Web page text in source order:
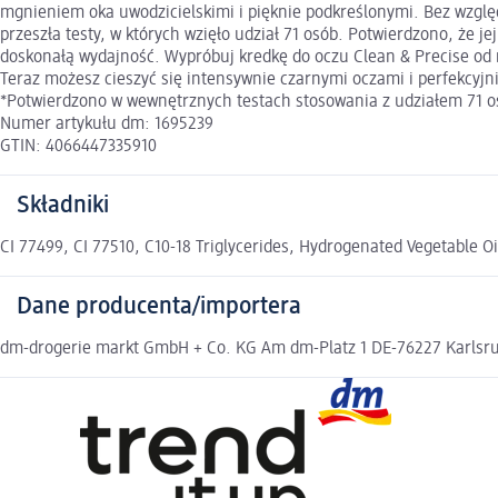
mgnieniem oka uwodzicielskimi i pięknie podkreślonymi. Bez
przeszła testy, w których wzięło udział 71 osób. Potwierdzono,
doskonałą wydajność. Wypróbuj kredkę do oczu Clean & Precise
Teraz możesz cieszyć się intensywnie czarnymi oczami i
*Potwierdzono w wewnętrznych testach stosowania z udziałem 71
Numer artykułu dm: 1695239
GTIN: 4066447335910
Składniki
CI 77499, CI 77510, C10-18 Triglycerides, Hydrogenated
Dane producenta/importera
dm-drogerie markt GmbH + Co. KG Am dm-Platz 1 DE-76227